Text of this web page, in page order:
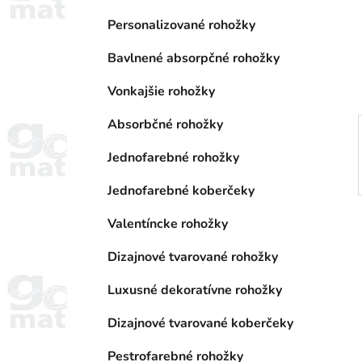
Personalizované rohožky
Bavlnené absorpčné rohožky
Vonkajšie rohožky
Absorbčné rohožky
Jednofarebné rohožky
Jednofarebné koberčeky
Valentíncke rohožky
Dizajnové tvarované rohožky
Luxusné dekoratívne rohožky
Dizajnové tvarované koberčeky
Pestrofarebné rohožky